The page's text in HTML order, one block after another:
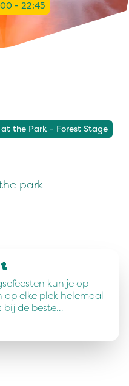
- 22:45
the Park - Forest Stage
park
kun je op
op elke plek helemaal
bij de beste…